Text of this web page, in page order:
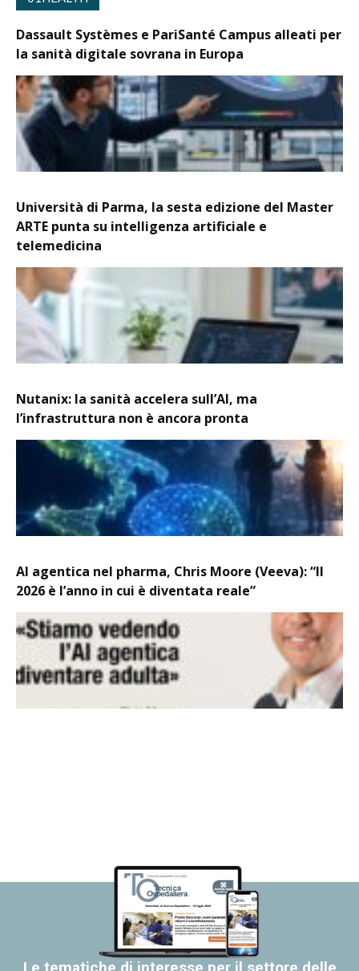
Dassault Systèmes e PariSanté Campus alleati per
la sanità digitale sovrana in Europa
Università di Parma, la sesta edizione del Master
ARTE punta su intelligenza artificiale e
telemedicina
Nutanix: la sanità accelera sull’AI, ma
l’infrastruttura non è ancora pronta
AI agentica nel pharma, Chris Moore (Veeva): “Il
2026 è l’anno in cui è diventata reale”